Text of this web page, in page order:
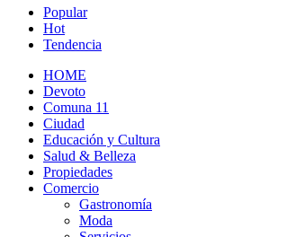
Popular
Hot
Tendencia
HOME
Devoto
Comuna 11
Ciudad
Educación y Cultura
Salud & Belleza
Propiedades
Comercio
Gastronomía
Moda